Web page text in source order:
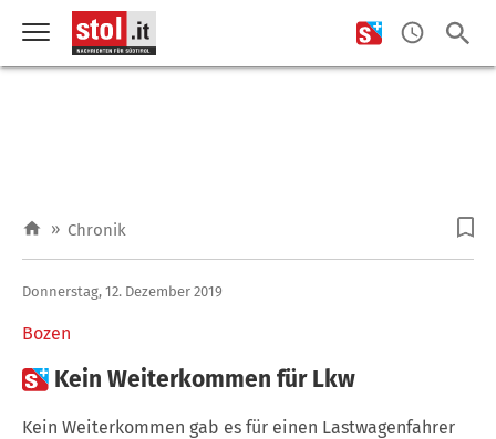
» Chronik
Bozen
Donnerstag, 12. Dezember 2019
 Kein Weiterkommen für Lkw
Kein Weiterkommen gab es für einen Lastwagenfahrer